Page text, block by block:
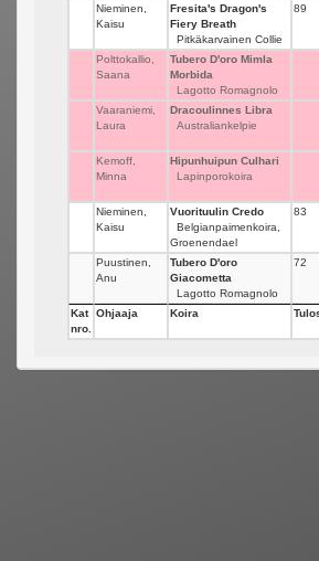
Nieminen,
Kaisu
Fresita's Dragon's
Fiery Breath
Pitkäkarvainen Collie
89
Polttokallio,
Saana
Tubero D'oro Mimla
Morbida
Lagotto Romagnolo
Vaaraniemi,
Laura
Dracoulinnes Libra
Australiankelpie
Kemoff,
Minna
Hipunhuipun Culhari
Lapinporokoira
Nieminen,
Kaisu
Vuorituulin Credo
Belgianpaimenkoira,
Groenendael
83
Puustinen,
Anu
Tubero D'oro
Giacometta
Lagotto Romagnolo
72
Kat
nro.
Ohjaaja Koira